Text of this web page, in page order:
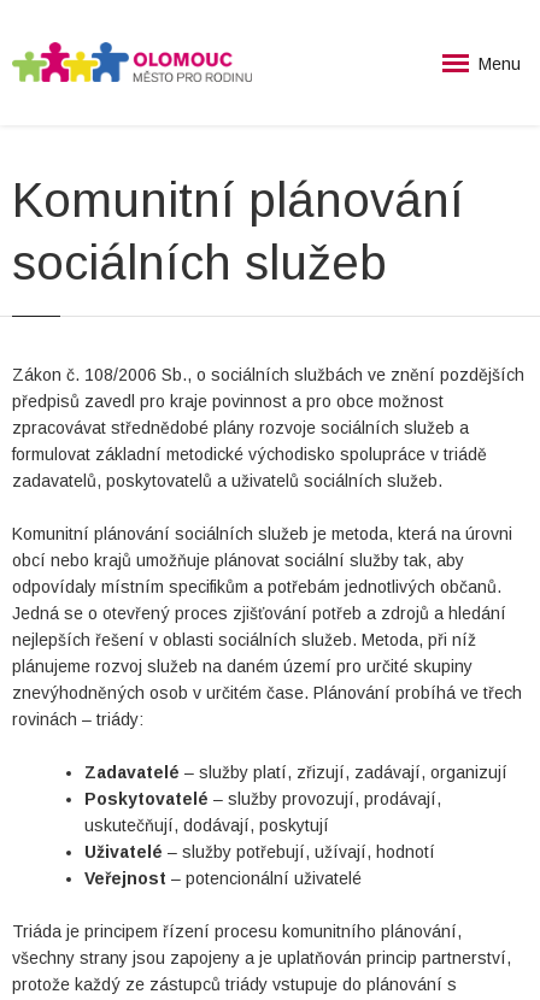
Menu
Komunitní plánování
sociálních služeb
Zákon č. 108/2006 Sb., o sociálních službách ve znění pozdějších
předpisů zavedl pro kraje povinnost a pro obce možnost
zpracovávat střednědobé plány rozvoje sociálních služeb a
formulovat základní metodické východisko spolupráce v triádě
zadavatelů, poskytovatelů a uživatelů sociálních služeb.
Komunitní plánování sociálních služeb je metoda, která na úrovni
obcí nebo krajů umožňuje plánovat sociální služby tak, aby
odpovídaly místním specifikům a potřebám jednotlivých občanů.
Jedná se o otevřený proces zjišťování potřeb a zdrojů a hledání
nejlepších řešení v oblasti sociálních služeb. Metoda, při níž
plánujeme rozvoj služeb na daném území pro určité skupiny
znevýhodněných osob v určitém čase. Plánování probíhá ve třech
rovinách – triády:
Zadavatelé – služby platí, zřizují, zadávají, organizují
Poskytovatelé – služby provozují, prodávají,
uskutečňují, dodávají, poskytují
Uživatelé – služby potřebují, užívají, hodnotí
Veřejnost – potencionální uživatelé
Triáda je principem řízení procesu komunitního plánování,
všechny strany jsou zapojeny a je uplatňován princip partnerství,
protože každý ze zástupců triády vstupuje do plánování s